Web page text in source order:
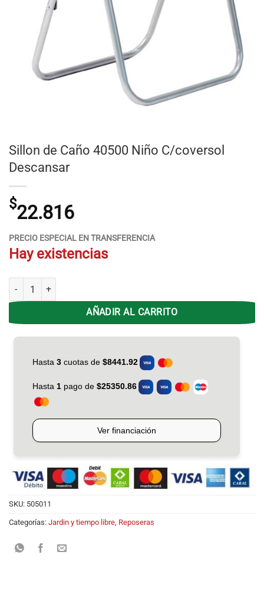
Sillon de Caño 40500 Niño C/coversol
Descansar
$22.816
PRECIO ESPECIAL EN TRANSFERENCIA
Hay existencias
Sillon de Caño 40500 Niño C/coversol Descansar cantidad
AÑADIR AL CARRITO
SKU: 505011
Categorías: Jardin y tiempo libre Reposeras